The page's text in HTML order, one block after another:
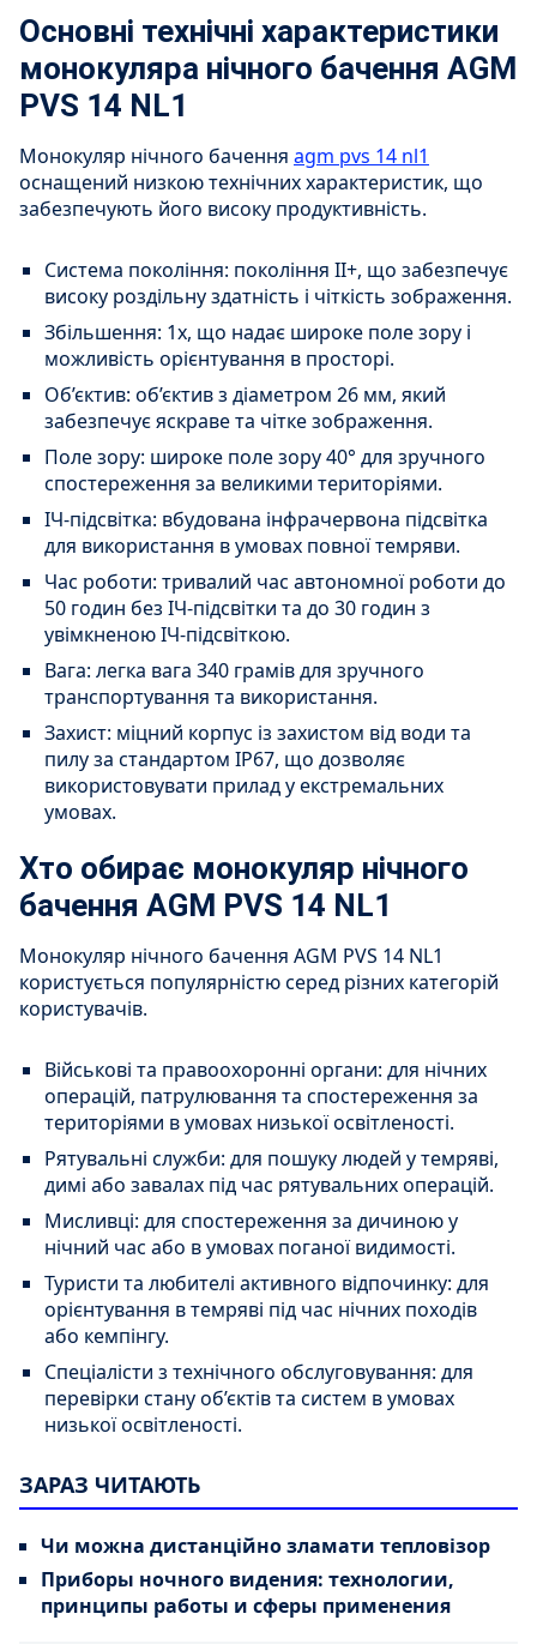
Основні технічні характеристики
монокуляра нічного бачення AGM
PVS 14 NL1
Монокуляр нічного бачення agm pvs 14 nl1
оснащений низкою технічних характеристик, що
забезпечують його високу продуктивність.
Система покоління: покоління II+, що забезпечує
високу роздільну здатність і чіткість зображення.
Збільшення: 1x, що надає широке поле зору і
можливість орієнтування в просторі.
Об’єктив: об’єктив з діаметром 26 мм, який
забезпечує яскраве та чітке зображення.
Поле зору: широке поле зору 40° для зручного
спостереження за великими територіями.
ІЧ-підсвітка: вбудована інфрачервона підсвітка
для використання в умовах повної темряви.
Час роботи: тривалий час автономної роботи до
50 годин без ІЧ-підсвітки та до 30 годин з
увімкненою ІЧ-підсвіткою.
Вага: легка вага 340 грамів для зручного
транспортування та використання.
Захист: міцний корпус із захистом від води та
пилу за стандартом IP67, що дозволяє
використовувати прилад у екстремальних
умовах.
Хто обирає монокуляр нічного
бачення AGM PVS 14 NL1
Монокуляр нічного бачення AGM PVS 14 NL1
користується популярністю серед різних категорій
користувачів.
Військові та правоохоронні органи: для нічних
операцій, патрулювання та спостереження за
територіями в умовах низької освітленості.
Рятувальні служби: для пошуку людей у темряві,
димі або завалах під час рятувальних операцій.
Мисливці: для спостереження за дичиною у
нічний час або в умовах поганої видимості.
Туристи та любителі активного відпочинку: для
орієнтування в темряві під час нічних походів
або кемпінгу.
Спеціалісти з технічного обслуговування: для
перевірки стану об’єктів та систем в умовах
низької освітленості.
ЗАРАЗ ЧИТАЮТЬ
Чи можна дистанційно зламати тепловізор
Приборы ночного видения: технологии,
принципы работы и сферы применения